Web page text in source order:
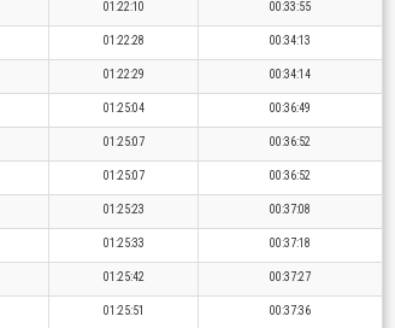
01:22:10 00:33:55
01:22:28 00:34:13
01:22:29 00:34:14
01:25:04 00:36:49
01:25:07 00:36:52
01:25:07 00:36:52
01:25:23 00:37:08
01:25:33 00:37:18
01:25:42 00:37:27
01:25:51 00:37:36